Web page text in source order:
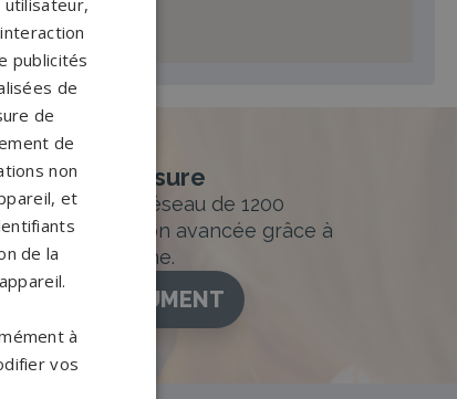
sur-mesure
et un réseau de 1200
avancée grâce à
3D en ligne.
VOTRE MONUMENT
utilisateur,
publicités
de
de
de
non
et
de la
à
vos